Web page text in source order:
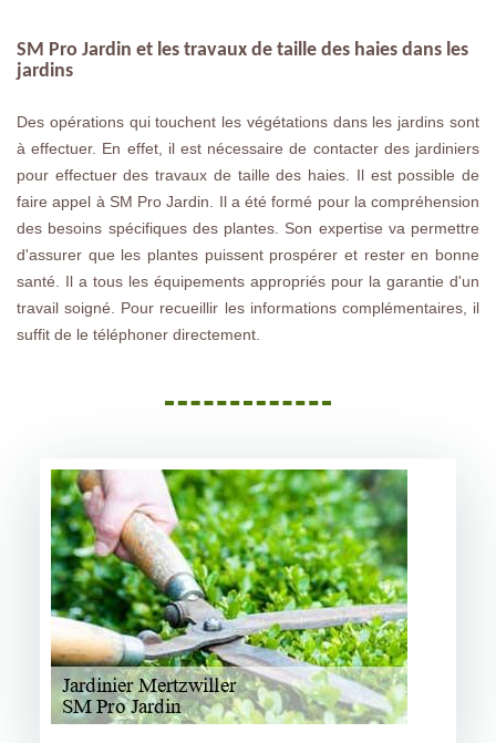
SM Pro Jardin et les travaux de taille des haies dans les
jardins
Des opérations qui touchent les végétations dans les jardins sont
à effectuer. En effet, il est nécessaire de contacter des jardiniers
pour effectuer des travaux de taille des haies. Il est possible de
faire appel à SM Pro Jardin. Il a été formé pour la compréhension
des besoins spécifiques des plantes. Son expertise va permettre
d'assurer que les plantes puissent prospérer et rester en bonne
santé. Il a tous les équipements appropriés pour la garantie d'un
travail soigné. Pour recueillir les informations complémentaires, il
suffit de le téléphoner directement.